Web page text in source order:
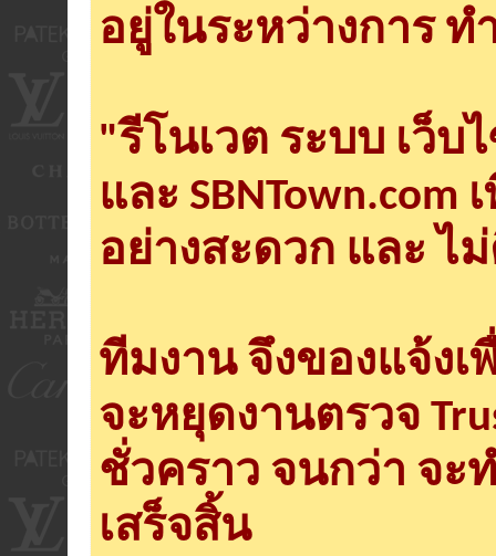
อยู่ในระหว่างการ ท
"รีโนเวต ระบบ เว็บ
และ
อย่างสะดวก และ ไ
ทีมงาน จึงของแจ้ง
จะหยุดงานตรวจ
ชั่วคราว จนกว่า จะ
เสร็จสิ้น